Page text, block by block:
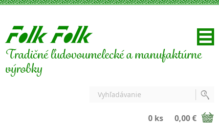
Tradičné ľudovoumelecké a manufaktúrne
výrobky
0 ks 0,00 €